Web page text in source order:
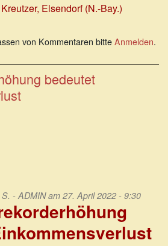
, Elsendorf (N.-Bay.)
von Kommentaren bitteAnmelden.
bedeutet
- ADMINam 27. April 2022 - 9:30